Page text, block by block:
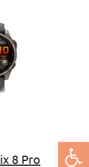
Deschide
8 Pro